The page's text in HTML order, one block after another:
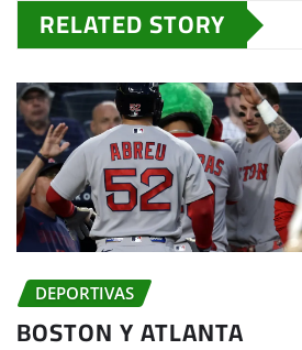
RELATED STORY
DEPORTIVAS
BOSTON Y ATLANTA